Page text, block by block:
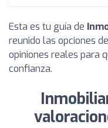
Esta es tu guía de
reunido las opciones
opiniones reales para
confianza.